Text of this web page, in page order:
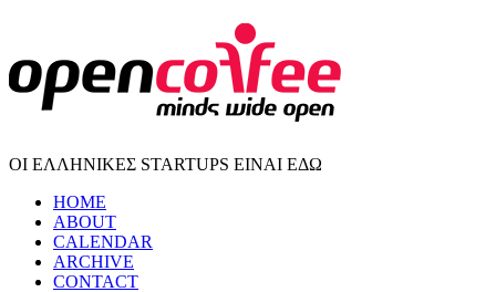
ΟΙ ΕΛΛΗΝΙΚΕΣ STARTUPS ΕΙΝΑΙ ΕΔΩ
HOME
ABOUT
CALENDAR
ARCHIVE
CONTACT